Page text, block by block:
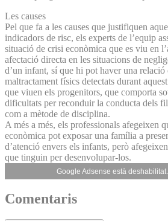
Les causes
Pel que fa a les causes que justifiquen
indicadors de risc, els experts de l’equip
situació de crisi econòmica que es viu en
afectació directa en les situacions de
d’un infant, sí que hi pot haver una relació
maltractament físics detectats durant
que viuen els progenitors, que comporta
dificultats per reconduir la conducta dels
com a mètode de disciplina.
A més a més, els professionals afegeixen
econòmica pot exposar una família a
d’atenció envers els infants, però
que tinguin per desenvolupar-los.
Google Adsense està deshabilitat.
Comentaris